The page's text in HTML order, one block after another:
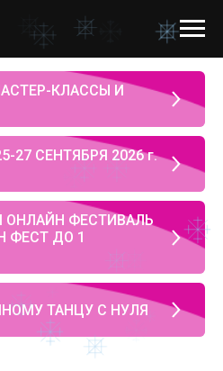
КЛАССЫ И
27 СЕНТЯБРЯ 2026 г.
ФЕСТИВАЛЬ
ФЕСТ ДО 1
ТАНЦУ С НУЛЯ